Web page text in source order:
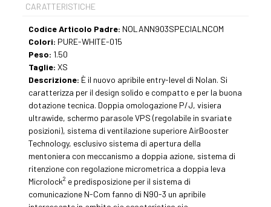
CARATTERISTICHE
Codice Articolo Padre: NOLANN903SPECIALNCOM
Colori: PURE-WHITE-015
Peso: 1.50
Taglie:XS
Descrizione: È il nuovo apribile entry-level di Nolan. Si
caratterizza per il design solido e compatto e per la buona
dotazione tecnica. Doppia omologazione P/J, visiera
ultrawide, schermo parasole VPS (regolabile in svariate
posizioni), sistema di ventilazione superiore AirBooster
Technology, esclusivo sistema di apertura della
mentoniera con meccanismo a doppia azione, sistema di
ritenzione con regolazione micrometrica a doppia leva
Microlock2 e predisposizione per il sistema di
comunicazione N-Com fanno di N90-3 un apribile